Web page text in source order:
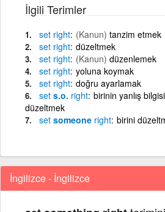
İlgili Terimler
set right (Kanun) tanzim etmek
set right düzeltmek
set right (Kanun) düzenlemek
set right yoluna koymak
set right doğru ayarlamak
set s.o. right birinin yanlış
düzeltmek
set someone right birini
İngilizce - İngilizce